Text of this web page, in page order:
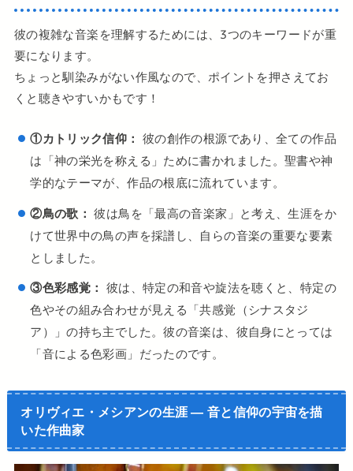
彼の複雑な音楽を理解するためには、3つのキーワードが重
要になります。
ちょっと馴染みがない作風なので、ポイントを押さえてお
くと聴きやすいかもです！
①カトリック信仰： 彼の創作の根源であり、全ての作品
は「神の栄光を称える」ために書かれました。聖書や神
学的なテーマが、作品の根底に流れています。
②鳥の歌： 彼は鳥を「最高の音楽家」と考え、生涯をか
けて世界中の鳥の声を採譜し、自らの音楽の重要な要素
としました。
③色彩感覚： 彼は、特定の和音や旋法を聴くと、特定の
色やその組み合わせが見える「共感覚（シナスタジ
ア）」の持ち主でした。彼の音楽は、彼自身にとっては
「音による色彩画」だったのです。
オリヴィエ・メシアンの生涯 ― 音と信仰の宇宙を描
いた作曲家